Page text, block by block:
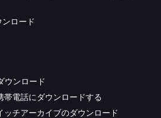
ロード
ウンロード
電話にダウンロードする
ッチアーカイブのダウンロード